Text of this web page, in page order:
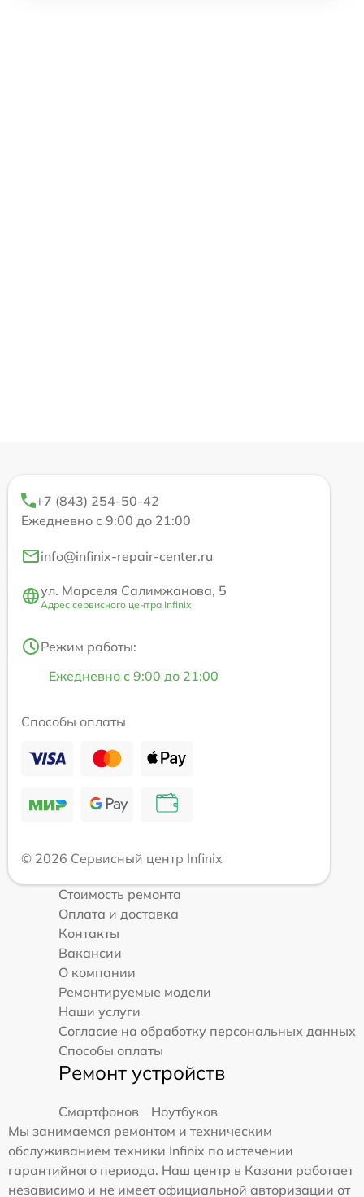
+7 (843) 254-50-42
Ежедневно с 9:00 до 21:00
info@infinix-repair-center.ru
ул. Марселя Салимжанова, 5
Адрес сервисного центра Infinix
Режим работы:
Ежедневно с 9:00 до 21:00
Способы оплаты
© 2026 Сервисный центр Infinix
Стоимость ремонта
Оплата и доставка
Контакты
Вакансии
О компании
Ремонтируемые модели
Наши услуги
Согласие на обработку персональных данных
Способы оплаты
Ремонт устройств
Смартфонов
Ноутбуков
Мы занимаемся ремонтом и техническим
обслуживанием техники Infinix по истечении
гарантийного периода. Наш центр в Казани работает
независимо и не имеет официальной авторизации от